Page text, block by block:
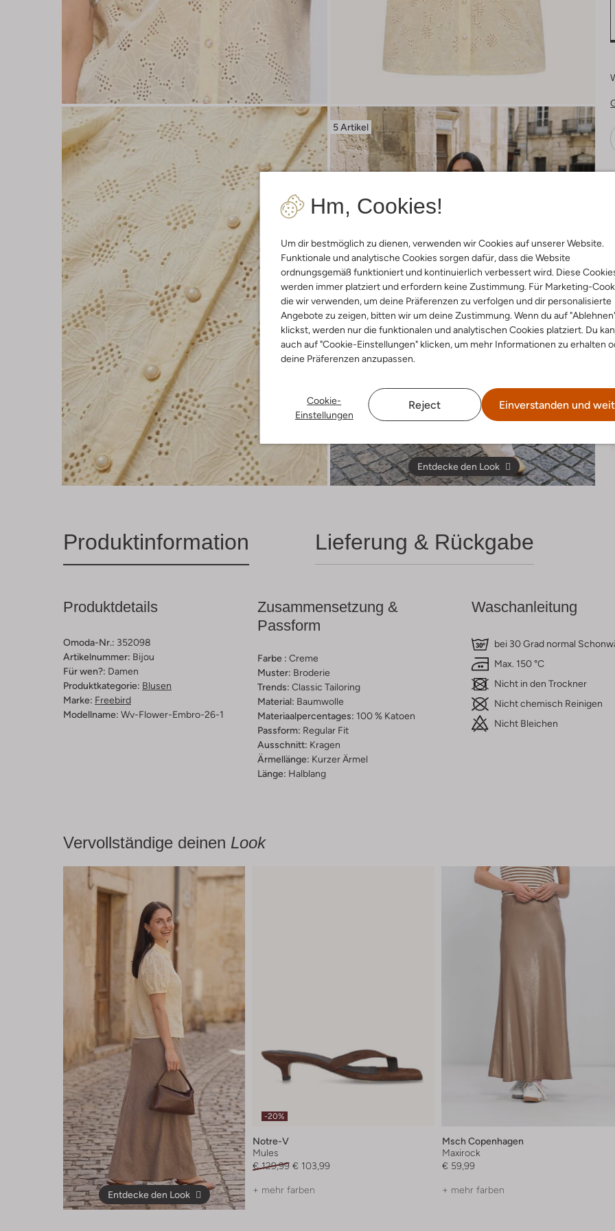
Hm, Cookies!
Um dir bestmöglich zu dienen, verwenden wir Cookies auf unserer Website.
Funktionale und analytische Cookies sorgen dafür, dass die Website
ordnungsgemäß funktioniert und kontinuierlich verbessert wird. Diese
werden immer platziert und erfordern keine Zustimmung. Für Marketing-
die wir verwenden, um deine Präferenzen zu verfolgen und dir personalisierte
Angebote zu zeigen, bitten wir um deine Zustimmung. Wenn du auf
klickst, werden nur die funktionalen und analytischen Cookies platziert. Du
auch auf "Cookie-Einstellungen" klicken, um mehr Informationen zu erhalten
deine Präferenzen anzupassen.
Cookie-
Einstellungen
Reject Einverstanden und
5 Artikel
Entdecke den Look
Produktinformation Lieferung & Rückgabe
Produktdetails
Omoda-Nr.: 352098
Artikelnummer: Bijou
Für wen?: Damen
Produktkategorie: Blusen
Marke: Freebird
Modellname: Wv-Flower-Embro-26-1
Zusammensetzung &
Passform
Farbe : Creme
Muster: Broderie
Trends: Classic Tailoring
Material: Baumwolle
Materiaalpercentages: 100 % Katoen
Passform: Regular Fit
Ausschnitt: Kragen
Ärmellänge: Kurzer Ärmel
Länge: Halblang
Waschanleitung
bei 30 Grad normal
Max. 150 °C
Nicht in den Trockner
Nicht chemisch Reinigen
Nicht Bleichen
Vervollständige deinen Look
Entdecke den Look
-20%
Notre-V
Mules
€ 129,99 € 103,99
+ mehr farben
Msch Copenhagen
Maxirock
€ 59,99
+ mehr farben